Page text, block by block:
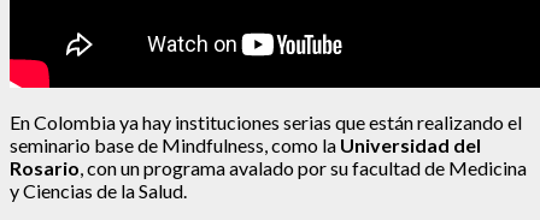
En Colombia ya hay instituciones serias que están realizando el
seminario base de Mindfulness, como la Universidad del
Rosario, con un programa avalado por su facultad de Medicina
y Ciencias de la Salud.